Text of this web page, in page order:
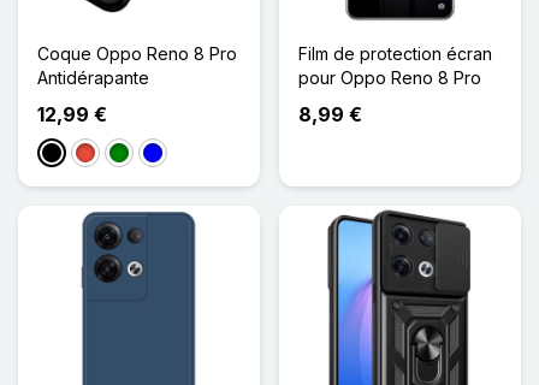
Coque Oppo Reno 8 Pro
Antidérapante
12,99 €
NoirRougeVertBleu
Film de protection écran
pour Oppo Reno 8 Pro
8,99 €